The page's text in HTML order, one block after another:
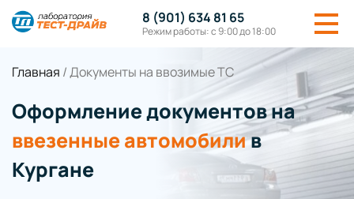
8 (901) 634 81 65
Режим работы: с 9:00 до 18:00
Главная /Документы на ввозимые ТС
Оформление документов на
ввезенные автомобилив
Кургане